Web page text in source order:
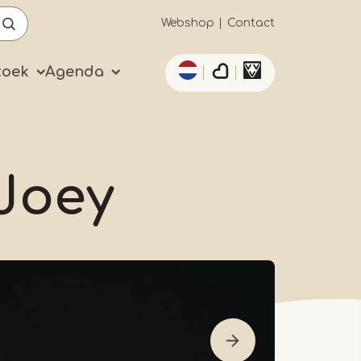
Secundaïre
navigatie
Webshop Contact
Agenda
Aanvullende acties